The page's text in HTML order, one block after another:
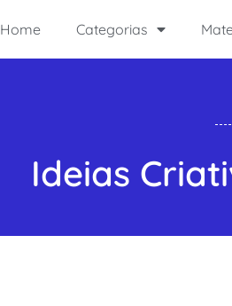
Home Categorias
Ideias